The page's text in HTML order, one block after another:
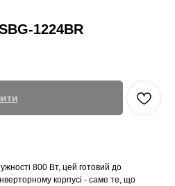
1224BR
800 Вт, цей готовий до
корпусі - саме те, що